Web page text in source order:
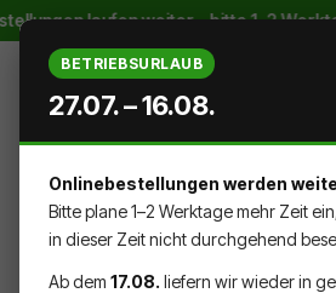
Zum Hauptinhalt springen
laufen weiter – bitte 1–2
DU
BETRIEBSURLAUB
27.07. – 16.08.
Onlinebestellungen werden
Bitte plane 1–2 Werktage mehr Zeit
in dieser Zeit nicht durchgehend
Ab dem 17.08. liefern wir wieder in